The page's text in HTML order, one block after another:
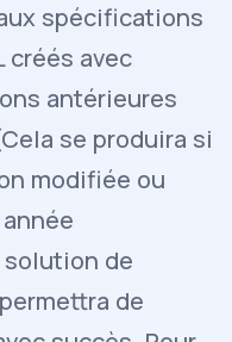
spécifications
créés avec
antérieures
se produira si
modifiée ou
de
de